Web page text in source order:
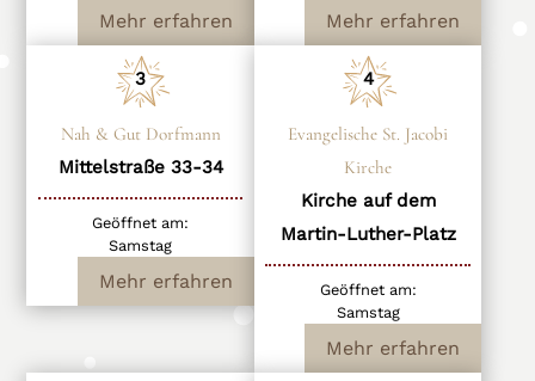
Mehr erfahren Mehr erfahren
3
Nah & Gut Dorfmann
Mittelstraße 33-34
Geöffnet am:
Samstag
Mehr erfahren
4
Evangelische St. Jacobi
Kirche
Kirche auf dem
Martin-Luther-Platz
Geöffnet am:
Samstag
Mehr erfahren